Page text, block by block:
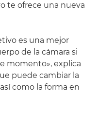
te ofrece una nueva
es una mejor
de la cámara si
momento», explica
puede cambiar la
como la forma en